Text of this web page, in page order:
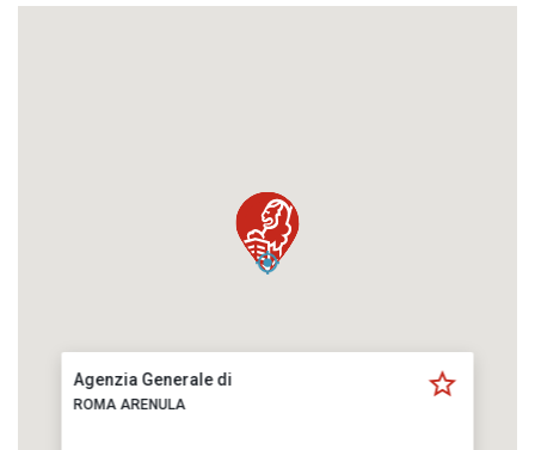
Agenzia Generale di
ROMA ARENULA